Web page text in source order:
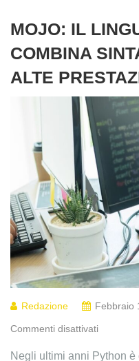
MOJO: IL
COMBINA
ALTE
Redazione Febbraio
Commenti disattivati
Negli ultimi anni Python